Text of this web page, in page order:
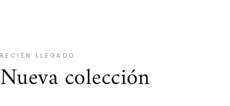
RECIÉN LLEGADO
Nueva colección